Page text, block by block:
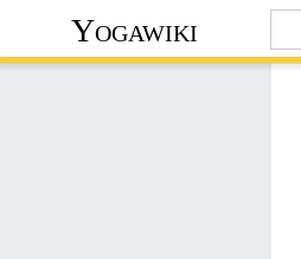
Yogawiki